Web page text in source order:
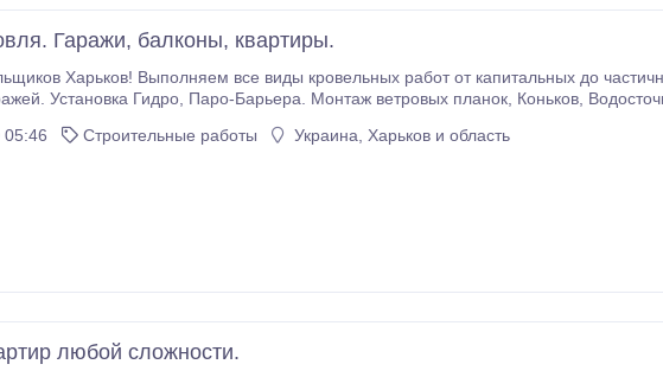
Гаражи, балконы, квартиры.
работ от капитальных до частичных. Ремонт козырьков,
05:46
Строительные работы Украина, Харьков и область
любой сложности.